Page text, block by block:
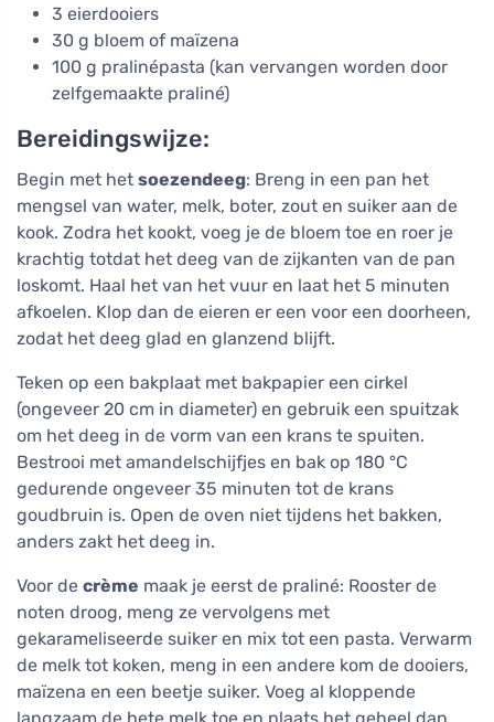
3 eierdooiers
30 g bloem of maïzena
100 g pralinépasta (kan vervangen worden door
zelfgemaakte praliné)
Bereidingswijze:
Begin met het soezendeeg: Breng in een pan het
mengsel van water, melk, boter, zout en suiker aan de
kook. Zodra het kookt, voeg je de bloem toe en roer je
krachtig totdat het deeg van de zijkanten van de pan
loskomt. Haal het van het vuur en laat het 5 minuten
afkoelen. Klop dan de eieren er een voor een doorheen,
zodat het deeg glad en glanzend blijft.
Teken op een bakplaat met bakpapier een cirkel
(ongeveer 20 cm in diameter) en gebruik een spuitzak
om het deeg in de vorm van een krans te spuiten.
Bestrooi met amandelschijfjes en bak op 180 °C
gedurende ongeveer 35 minuten tot de krans
goudbruin is. Open de oven niet tijdens het bakken,
anders zakt het deeg in.
Voor de crème maak je eerst de praliné: Rooster de
noten droog, meng ze vervolgens met
gekarameliseerde suiker en mix tot een pasta. Verwarm
de melk tot koken, meng in een andere kom de dooiers,
maïzena en een beetje suiker. Voeg al kloppende